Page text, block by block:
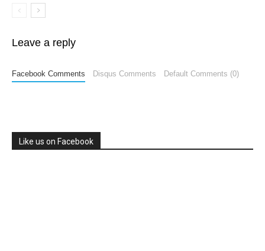
Leave a reply
Facebook Comments Disqus Comments Default Comments (0)
Like us on Facebook